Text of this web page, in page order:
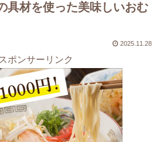
具材を使った美味しいおむ
2025.11.28
スポンサーリンク